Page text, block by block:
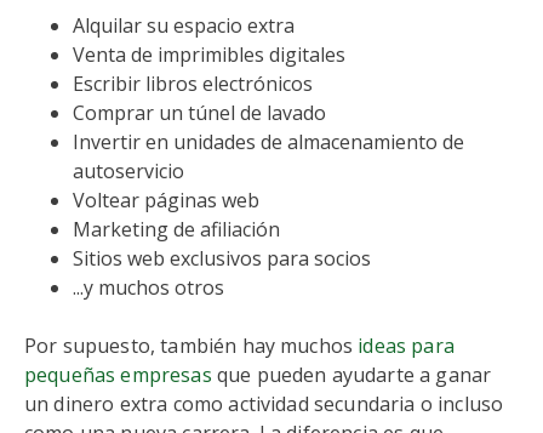
Alquilar su espacio extra
Venta de imprimibles digitales
Escribir libros electrónicos
Comprar un túnel de lavado
Invertir en unidades de almacenamiento de
autoservicio
Voltear páginas web
Marketing de afiliación
Sitios web exclusivos para socios
...y muchos otros
Por supuesto, también hay muchos ideas para
pequeñas empresas que pueden ayudarte a ganar
un dinero extra como actividad secundaria o incluso